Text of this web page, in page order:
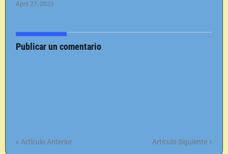
April 27, 2023
Publicar un comentario
Artículo Anterior Artículo Siguiente